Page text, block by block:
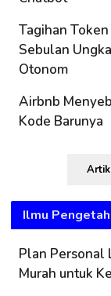
Tagihan
Sebulan
Otonom
Airbnb
Kode Barunya
Ilmu
Plan Personal
Murah untuk